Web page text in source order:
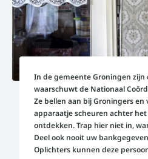
In de gemeente Groningen zijn
waarschuwt de Nationaal
Ze bellen aan bij Groningers
apparaatje scheuren achter
ontdekken. Trap hier niet in,
Deel ook nooit uw
Oplichters kunnen deze